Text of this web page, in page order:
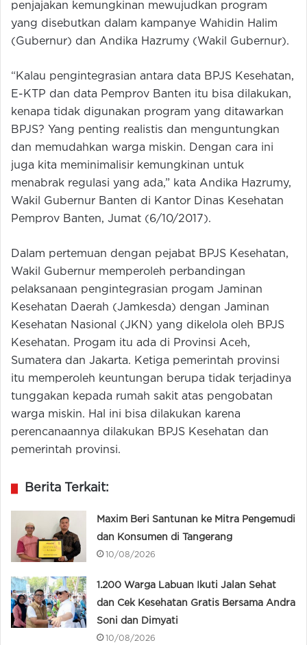
penjajakan kemungkinan mewujudkan program
yang disebutkan dalam kampanye Wahidin Halim
(Gubernur) dan Andika Hazrumy (Wakil Gubernur).
“Kalau pengintegrasian antara data BPJS Kesehatan,
E-KTP dan data Pemprov Banten itu bisa dilakukan,
kenapa tidak digunakan program yang ditawarkan
BPJS? Yang penting realistis dan menguntungkan
dan memudahkan warga miskin. Dengan cara ini
juga kita meminimalisir kemungkinan untuk
menabrak regulasi yang ada,” kata Andika Hazrumy,
Wakil Gubernur Banten di Kantor Dinas Kesehatan
Pemprov Banten, Jumat (6/10/2017).
Dalam pertemuan dengan pejabat BPJS Kesehatan,
Wakil Gubernur memperoleh perbandingan
pelaksanaan pengintegrasian progam Jaminan
Kesehatan Daerah (Jamkesda) dengan Jaminan
Kesehatan Nasional (JKN) yang dikelola oleh BPJS
Kesehatan. Progam itu ada di Provinsi Aceh,
Sumatera dan Jakarta. Ketiga pemerintah provinsi
itu memperoleh keuntungan berupa tidak terjadinya
tunggakan kepada rumah sakit atas pengobatan
warga miskin. Hal ini bisa dilakukan karena
perencanaannya dilakukan BPJS Kesehatan dan
pemerintah provinsi.
Berita Terkait:
Maxim Beri Santunan ke Mitra Pengemudi
dan Konsumen di Tangerang
10/08/2026
1.200 Warga Labuan Ikuti Jalan Sehat
dan Cek Kesehatan Gratis Bersama Andra
Soni dan Dimyati
10/08/2026